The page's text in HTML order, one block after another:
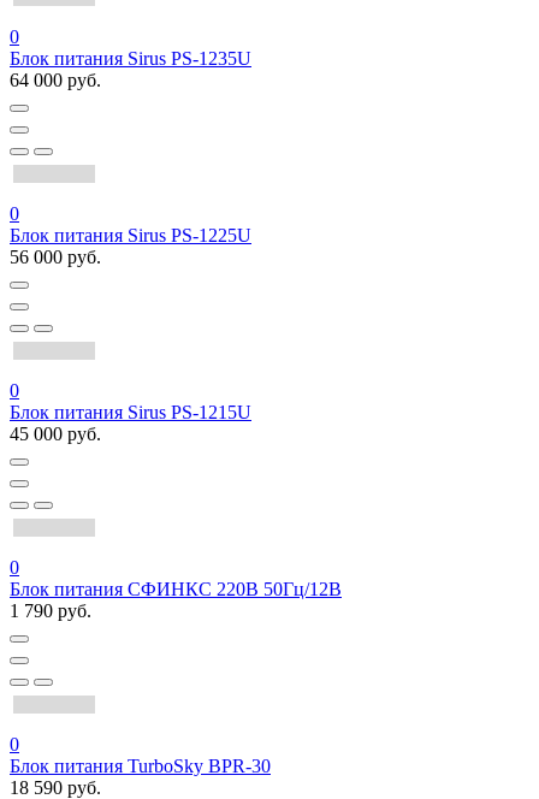
0
Блок питания Sirus PS-1235U
64 000 руб.
0
Блок питания Sirus PS-1225U
56 000 руб.
0
Блок питания Sirus PS-1215U
45 000 руб.
0
Блок питания СФИНКС 220В 50Гц/12В
1 790 руб.
0
Блок питания TurboSky BPR-30
18 590 руб.